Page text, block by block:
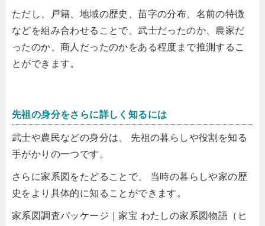
ただし、戸籍、地域の歴史、苗字の分布、名前の特徴
などを組み合わせることで、武士だったのか、農家だ
ったのか、商人だったのかをある程度まで推測するこ
とができます。
先祖の身分をさらに詳しく知るには
武士や農民などの身分は、 先祖の暮らしや役割を知る
手がかりの一つです。
さらに家系図をたどることで、 当時の暮らしや家の歴
史をより具体的に知ることができます。
家系図調査パッケージ｜家宝 わたしの家系図物語（ヒ